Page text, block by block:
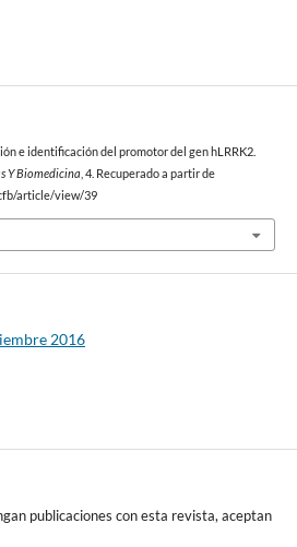
e identificación del promotor del gen hLRRK2.
Y Biomedicina , 4. Recuperado a partir de
article/view/39
2016
publicaciones con esta revista, aceptan